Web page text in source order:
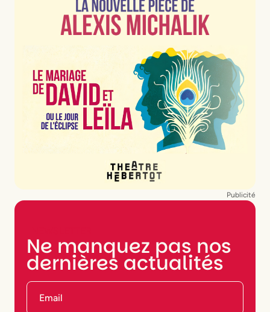
Publicité
Ne manquez pas nos
dernières actualités